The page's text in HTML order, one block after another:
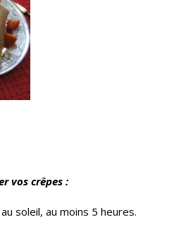
vos crêpes :
soleil, au moins 5 heures.